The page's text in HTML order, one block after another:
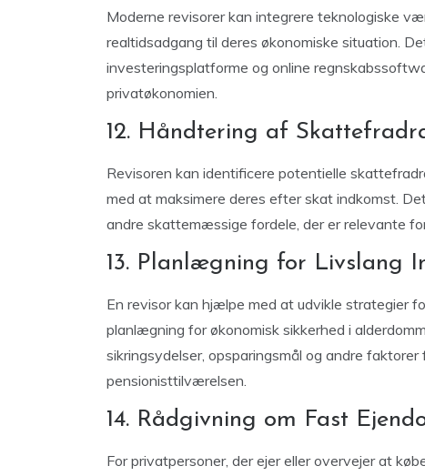
Moderne revisorer kan integrere teknologiske
realtidsadgang til deres økonomiske situation.
investeringsplatforme og online
privatøkonomien.
12. Håndtering af
Revisoren kan identificere potentielle
med at maksimere deres efter skat indkomst.
andre skattemæssige fordele, der er relevante
13. Planlægning for Livslang
En revisor kan hjælpe med at udvikle strategier
planlægning for økonomisk sikkerhed i
sikringsydelser, opsparingsmål og andre
pensionisttilværelsen.
14. Rådgivning om Fast
For privatpersoner, der ejer eller overvejer at